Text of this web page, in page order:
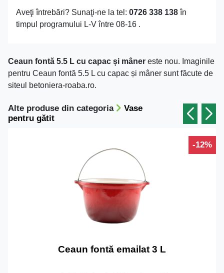
Aveţi întrebări? Sunaţi-ne la tel: 0726 338 138în
timpul programului L-V între 08-16 .
Ceaun fontă 5.5 L cu capac și mâner este nou. Imaginile
pentru Ceaun fontă 5.5 L cu capac și mâner sunt făcute de
siteul betoniera-roaba.ro.
Alte produse din categoria
Vase
pentru gătit
-12%
Ceaun fontă emailat 3 L